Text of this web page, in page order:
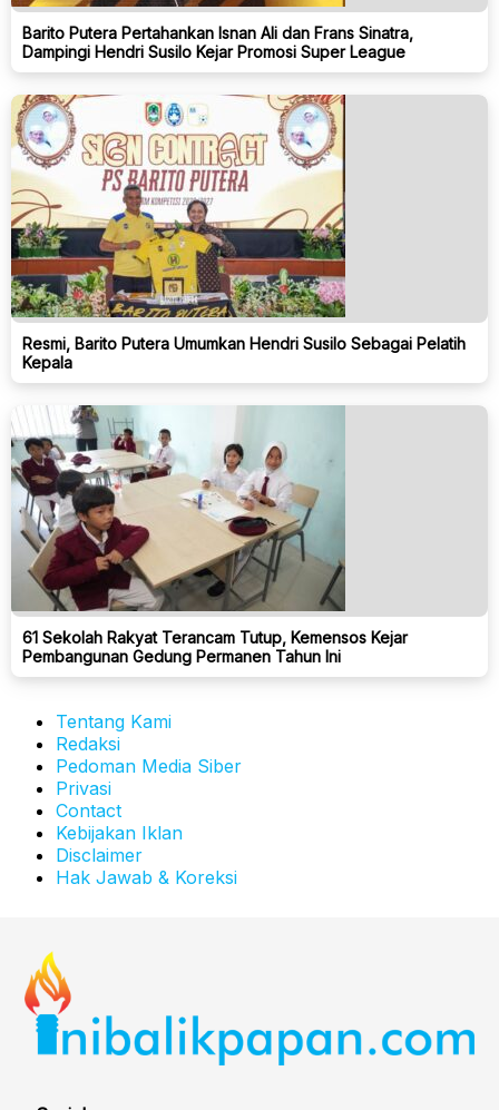
Barito Putera Pertahankan Isnan Ali dan Frans Sinatra,
Dampingi Hendri Susilo Kejar Promosi Super League
Resmi, Barito Putera Umumkan Hendri Susilo Sebagai Pelatih
Kepala
61 Sekolah Rakyat Terancam Tutup, Kemensos Kejar
Pembangunan Gedung Permanen Tahun Ini
Tentang Kami
Redaksi
Pedoman Media Siber
Privasi
Contact
Kebijakan Iklan
Disclaimer
Hak Jawab & Koreksi